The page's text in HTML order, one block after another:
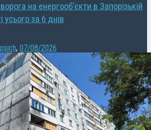
на енергооб’єкти в Запорізькій
усього за 6 днів
, 07/08/2026